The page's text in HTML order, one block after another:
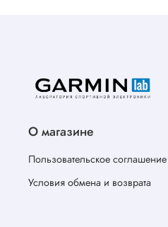
О магазине
Пользовательское соглашение
Условия обмена и возврата